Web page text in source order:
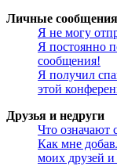
Личные сообщения
Я не могу
Я постоянно
сообщения!
Я получил
этой
Друзья и недруги
Что означают
Как мне
моих друзей и